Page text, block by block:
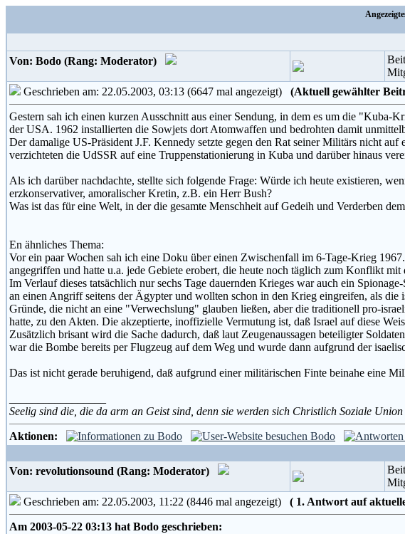
Von: Bodo (Rang: Moderator)
Geschrieben am: 22.05.2003, 03:13 (6647 mal angezeigt) (Aktuell gewählter
Gestern sah ich einen kurzen Ausschnitt aus einer Sendung, in dem es um die
der USA. 1962 installierten die Sowjets dort Atomwaffen und bedrohten damit
Der damalige US-Präsident J.F. Kennedy setzte gegen den Rat seiner Militärs nicht
verzichteten die UdSSR auf eine Truppenstationierung in Kuba und darüber hinaus
Als ich darüber nachdachte, stellte sich folgende Frage: Würde ich heute existieren,
erzkonservativer, amoralischer Kretin, z.B. ein Herr Bush?
Was ist das für eine Welt, in der die gesamte Menschheit auf Gedeih und Verderben
En ähnliches Thema:
Vor ein paar Wochen sah ich eine Doku über einen Zwischenfall im 6-Tage-Krieg
angegriffen und hatte u.a. jede Gebiete erobert, die heute noch täglich zum Konflikt mit
Im Verlauf dieses tatsächlich nur sechs Tage dauernden Krieges war auch ein
an einen Angriff seitens der Ägypter und wollten schon in den Krieg eingreifen, als die
Gründe, die nicht an eine "Verwechslung" glauben ließen, aber die traditionell pro-
hatte, zu den Akten. Die akzeptierte, inoffizielle Vermutung ist, daß Israel auf diese
Zusätzlich brisant wird die Sache dadurch, daß laut Zeugenaussagen beteiligter
war die Bombe bereits per Flugzeug auf dem Weg und wurde dann aufgrund der
Das ist nicht gerade beruhigend, daß aufgrund einer militärischen Finte beinahe eine
Seelig sind die, die da arm an Geist sind, denn sie werden sich Christlich Soziale Union
Aktionen:
Von: revolutionsound (Rang: Moderator)
Geschrieben am: 22.05.2003, 11:22 (8446 mal angezeigt) ( 1. Antwort auf
Am 2003-05-22 03:13 hat Bodo geschrieben: